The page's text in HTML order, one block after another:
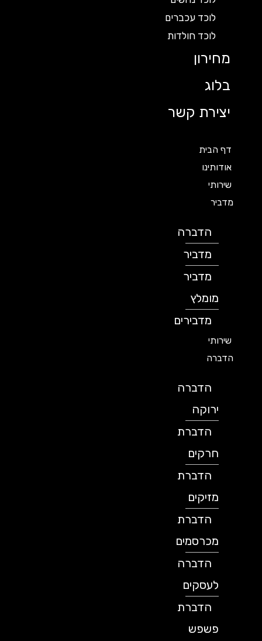
לוכד עכברים
לוכד חולדות
מחירון
בלוג
יצירת קשר
דף הבית
אודותינו
שירותי
מדביר
הדברה
מדביר
מדביר
מומלץ
מדבירים
שירותי
הדברה
הדברה
ירוקה
הדברת
חרקים
הדברת
מזיקים
הדברת
מכרסמים
הדברה
לעסקים
הדברת
פשפש